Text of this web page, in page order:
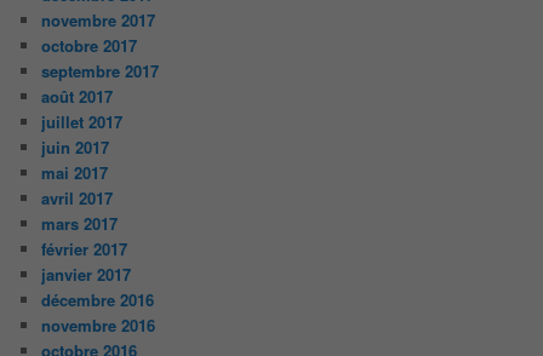
novembre 2017
octobre 2017
septembre 2017
août 2017
juillet 2017
juin 2017
mai 2017
avril 2017
mars 2017
février 2017
janvier 2017
décembre 2016
novembre 2016
octobre 2016